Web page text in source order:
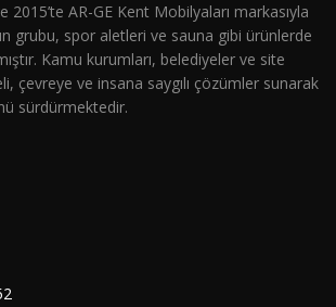
AR-GE Kent Mobilyaları markasıyla
grubu, spor aletleri ve sauna gibi ürünlerde
Kamu kurumları, belediyeler ve site
çevreye ve insana saygılı çözümler sunarak
sürdürmektedir.